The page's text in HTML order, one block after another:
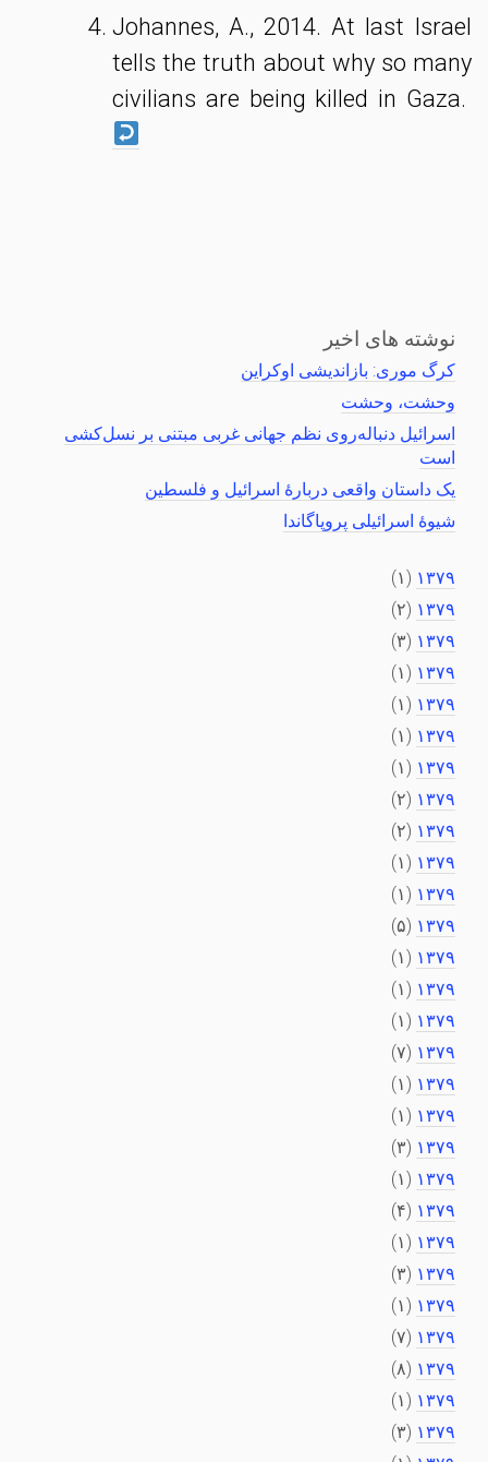
Johannes, A., 2014. At last Israel
tells the truth about why so many
civilians are being killed in Gaza.
نوشته های اخیر
کرگ موری: بازاندیشی اوکراین
وحشت، وحشت
اسرائیل دنباله‌روی نظم جهانی غربی مبتنی بر نسل‌کشی
است
یک داستان واقعی دربارهٔ اسرائیل و فلسطین
شیوهٔ اسرائیلی پروپاگاندا
۱۳۷۹ (۱)
۱۳۷۹ (۲)
۱۳۷۹ (۳)
۱۳۷۹ (۱)
۱۳۷۹ (۱)
۱۳۷۹ (۱)
۱۳۷۹ (۱)
۱۳۷۹ (۲)
۱۳۷۹ (۲)
۱۳۷۹ (۱)
۱۳۷۹ (۱)
۱۳۷۹ (۵)
۱۳۷۹ (۱)
۱۳۷۹ (۱)
۱۳۷۹ (۱)
۱۳۷۹ (۷)
۱۳۷۹ (۱)
۱۳۷۹ (۱)
۱۳۷۹ (۳)
۱۳۷۹ (۱)
۱۳۷۹ (۴)
۱۳۷۹ (۱)
۱۳۷۹ (۳)
۱۳۷۹ (۱)
۱۳۷۹ (۷)
۱۳۷۹ (۸)
۱۳۷۹ (۱)
۱۳۷۹ (۳)